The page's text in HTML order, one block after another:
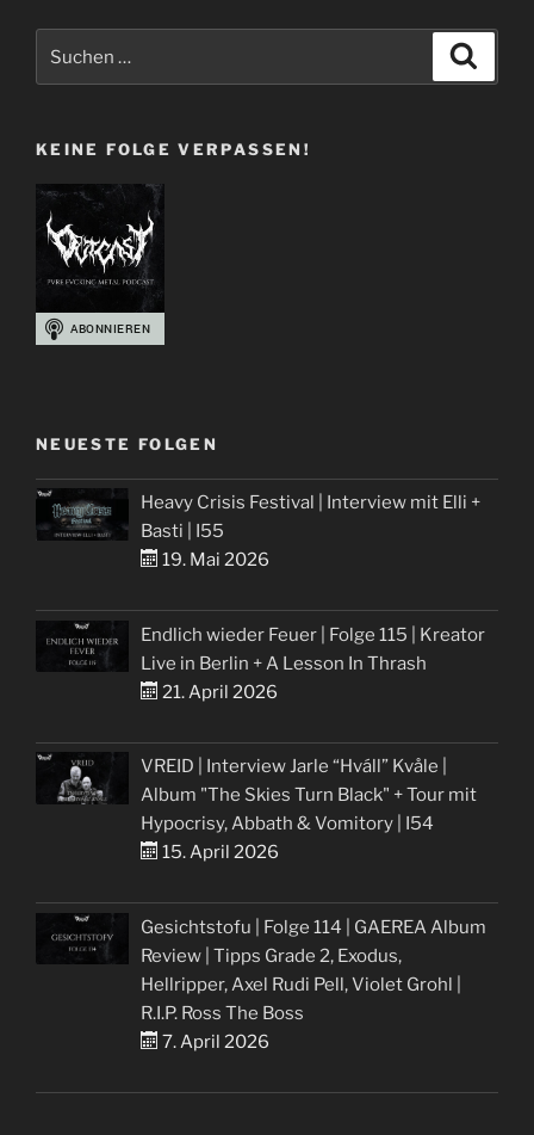
Karsten
Synthetic
ERA“
KEINE FOLGE VERPASSEN!
NEUESTE FOLGEN
Heavy Crisis Festival | Interview mit Elli +
Basti | I55
19. Mai 2026
Endlich wieder Feuer | Folge 115 | Kreator
Live in Berlin + A Lesson In Thrash
21. April 2026
VREID | Interview Jarle “Hváll” Kvåle |
Album "The Skies Turn Black" + Tour mit
Hypocrisy, Abbath & Vomitory | I54
15. April 2026
Gesichtstofu | Folge 114 | GAEREA Album
Review | Tipps Grade 2, Exodus,
Hellripper, Axel Rudi Pell, Violet Grohl |
R.I.P. Ross The Boss
7. April 2026